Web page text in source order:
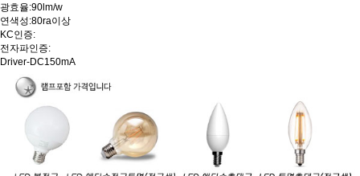
광효율:90lm/w
연색성:80ra이상
KC인증:
전자파인증:
Driver-DC150mA